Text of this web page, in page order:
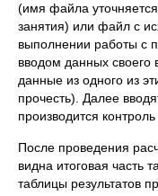
(имя файла
занятия) или файл с
выполнении работы с
вводом данных своего
данные из одного из
прочесть). Далее
производится
После проведения
видна итоговая часть
таблицы результатов